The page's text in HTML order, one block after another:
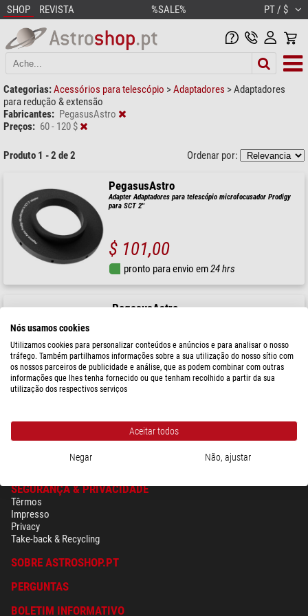
SHOP REVISTA %SALE% PT / $
Categorias:Acessórios para telescópio >Adaptadores >Adaptadores
para redução & extensão
Fabricantes: PegasusAstro
Preços: 60 - 120 $
Produto 1 - 2 de 2 Ordenar por:
PegasusAstro
Adapter Adaptadores para telescópio microfocusador Prodigy
para SCT 2''
$ 101,00
pronto para envio em24 hrs
PegasusAstro
$ 86,00
SEGURANÇA & PRIVACIDADE
Têrmos
Impresso
Privacy
Take-back & Recycling
SOBRE ASTROSHOP.PT
PERGUNTAS
BOLETIM INFORMATIVO
Nós usamos cookies
Utilizamos cookies para personalizar conteúdos e anúncios e para analisar o nosso
tráfego. Também partilhamos informações sobre a sua utilização do nosso sítio com
os nossos parceiros de publicidade e análise, que as podem combinar com outras
informações que lhes tenha fornecido ou que tenham recolhido a partir da sua
utilização dos respectivos serviços
Aceitar todos
Negar Não, ajustar